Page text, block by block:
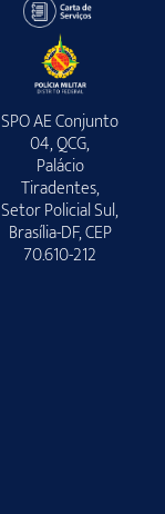
SPO AE Conjunto
04, QCG,
Palácio
Tiradentes,
Setor Policial Sul,
Brasília-DF, CEP
70.610-212